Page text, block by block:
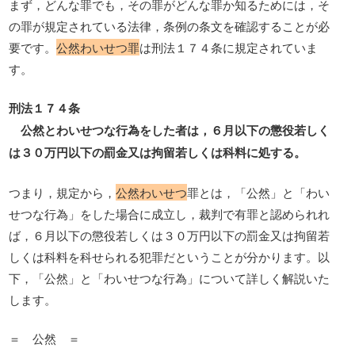
まず，どんな罪でも，その罪がどんな罪か知るためには，そ
の罪が規定されている法律，条例の条文を確認することが必
要です。公然わいせつ罪は刑法１７４条に規定されていま
す。
刑法１７４条
公然とわいせつな行為をした者は，６月以下の懲役若しく
は３０万円以下の罰金又は拘留若しくは科料に処する。
つまり，規定から，公然わいせつ罪とは，「公然」と「わい
せつな行為」をした場合に成立し，裁判で有罪と認められれ
ば，６月以下の懲役若しくは３０万円以下の罰金又は拘留若
しくは科料を科せられる犯罪だということが分かります。以
下，「公然」と「わいせつな行為」について詳しく解説いた
します。
＝ 公然 ＝